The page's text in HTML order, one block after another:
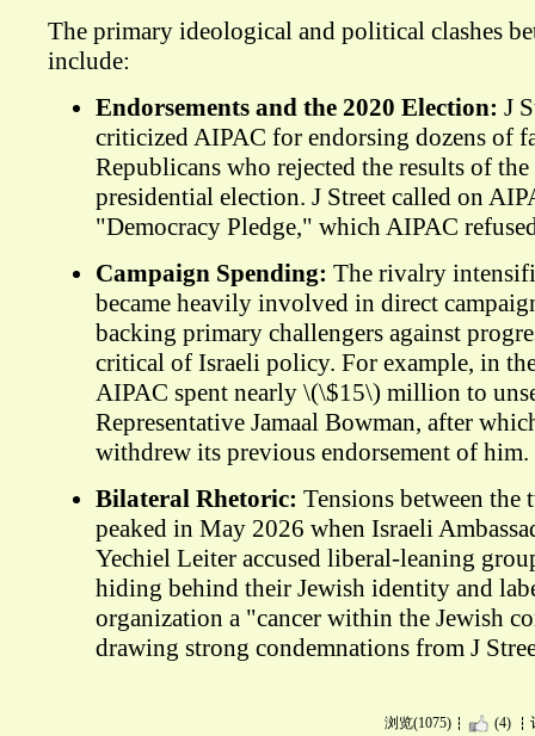
The primary ideological and political clashes
include:
Endorsements and the 2020 Election: J
criticized AIPAC for endorsing dozens of
Republicans who rejected the results of
presidential election. J Street called on
"Democracy Pledge," which AIPAC
Campaign Spending: The rivalry
became heavily involved in direct
backing primary challengers against
critical of Israeli policy. For example, in
AIPAC spent nearly \(\$15\) million to
Representative Jamaal Bowman, after
withdrew its previous endorsement of him.
Bilateral Rhetoric: Tensions between the
peaked in May 2026 when Israeli
Yechiel Leiter accused liberal-leaning
hiding behind their Jewish identity and
organization a "cancer within the Jewish
drawing strong condemnations from J
浏览(1075) (4)